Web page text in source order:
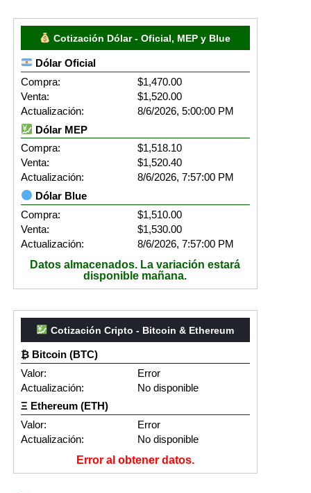
Cotización Dólar - Oficial, MEP y Blue
Dólar Oficial
Compra:
$1,470.00
Venta:
$1,520.00
Actualización:
8/6/2026, 5:00:00 PM
Dólar MEP
Compra:
$1,518.10
Venta:
$1,520.40
Actualización:
8/6/2026, 7:57:00 PM
Dólar Blue
Compra:
$1,510.00
Venta:
$1,530.00
Actualización:
8/6/2026, 7:57:00 PM
Datos almacenados. La variación estará
disponible mañana.
Cotización Cripto - Bitcoin & Ethereum
₿ Bitcoin (BTC)
Valor:
Error
Actualización:
No disponible
Ξ Ethereum (ETH)
Valor:
Error
Actualización:
No disponible
Error al obtener datos.